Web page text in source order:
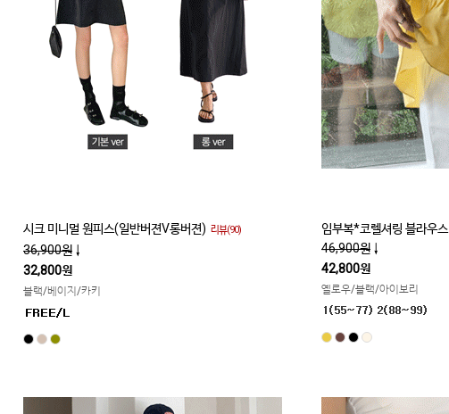
시크 미니멀 원피스(일반버젼V롱버젼) 리뷰(90)
36,900원 ↓
32,800원
블랙/베이지/카키
임부복*코렐셔링 블라우스
46,900원 ↓
42,800원
옐로우/블랙/아이보리